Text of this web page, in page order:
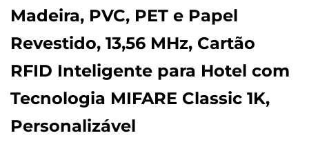
Madeira, PVC, PET e Papel
Revestido, 13,56 MHz, Cartão
RFID Inteligente para Hotel com
Tecnologia MIFARE Classic 1K,
Personalizável